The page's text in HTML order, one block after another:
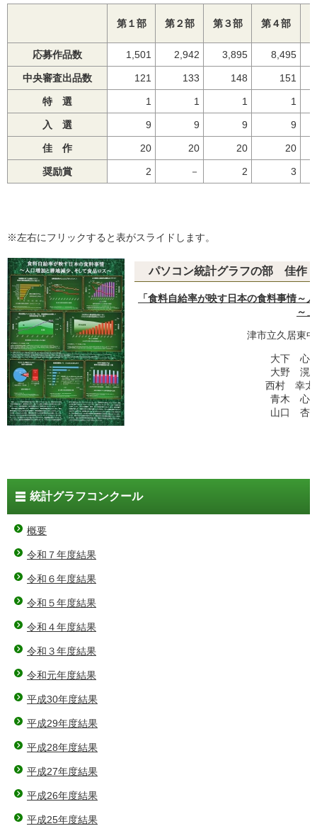
第１部 第２部 第３部 第４部
応募作品数 1,501 2,942 3,895 8,495
中央審査出品数 121 133 148 151
特 選 1 1 1 1
入 選 9 9 9 9
佳 作 20 20 20 20
奨励賞 2 － 2 3
※左右にフリックすると表がスライドします。
パソコン統計グラフの部 佳作
「食料自給率が映す日本の食料事情～
～」
津市立久居東
大下 心
大野 滉
西村 幸太
青木 心
山口 杏
統計グラフコンクール
概要
令和７年度結果
令和６年度結果
令和５年度結果
令和４年度結果
令和３年度結果
令和元年度結果
平成30年度結果
平成29年度結果
平成28年度結果
平成27年度結果
平成26年度結果
平成25年度結果